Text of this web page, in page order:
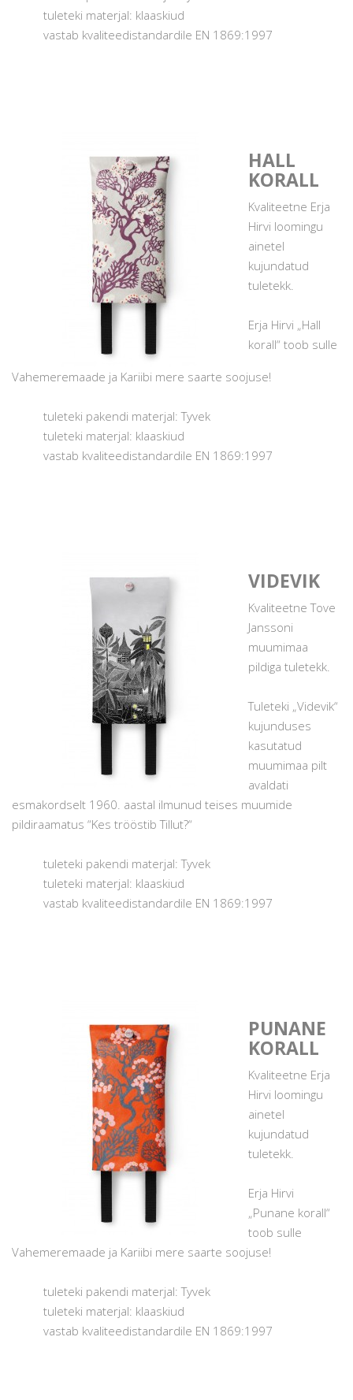
tuleteki materjal: klaaskiud
vastab kvaliteedistandardile EN 1869:1997
HALL
KORALL
Kvaliteetne Erja
Hirvi loomingu
ainetel
kujundatud
tuletekk.
Erja Hirvi „Hall
korall“ toob sulle
Vahemeremaade ja Kariibi mere saarte soojuse!
tuleteki pakendi materjal: Tyvek
tuleteki materjal: klaaskiud
vastab kvaliteedistandardile EN 1869:1997
VIDEVIK
Kvaliteetne Tove
Janssoni
muumimaa
pildiga tuletekk.
Tuleteki „Videvik“
kujunduses
kasutatud
muumimaa pilt
avaldati
esmakordselt 1960. aastal ilmunud teises muumide
pildiraamatus “Kes trööstib Tillut?“
tuleteki pakendi materjal: Tyvek
tuleteki materjal: klaaskiud
vastab kvaliteedistandardile EN 1869:1997
PUNANE
KORALL
Kvaliteetne Erja
Hirvi loomingu
ainetel
kujundatud
tuletekk.
Erja Hirvi
„Punane korall“
toob sulle
Vahemeremaade ja Kariibi mere saarte soojuse!
tuleteki pakendi materjal: Tyvek
tuleteki materjal: klaaskiud
vastab kvaliteedistandardile EN 1869:1997